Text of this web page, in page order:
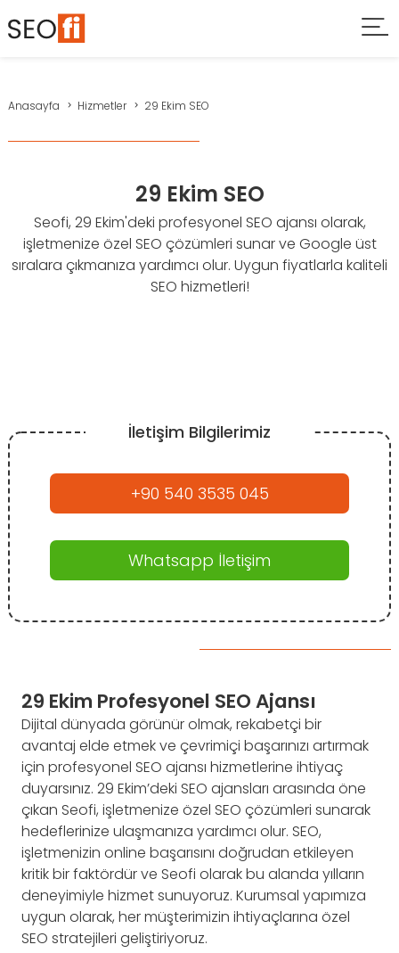
Anasayfa Hizmetler 29 Ekim SEO
29 Ekim SEO
Seofi, 29 Ekim'deki profesyonel SEO ajansı olarak,
işletmenize özel SEO çözümleri sunar ve Google üst
sıralara çıkmanıza yardımcı olur. Uygun fiyatlarla kaliteli
SEO hizmetleri!
İletişim Bilgilerimiz
+90 540 3535 045
Whatsapp İletişim
29 Ekim Profesyonel SEO Ajansı
Dijital dünyada görünür olmak, rekabetçi bir
avantaj elde etmek ve çevrimiçi başarınızı artırmak
için profesyonel SEO ajansı hizmetlerine ihtiyaç
duyarsınız. 29 Ekim’deki SEO ajansları arasında öne
çıkan Seofi, işletmenize özel SEO çözümleri sunarak
hedeflerinize ulaşmanıza yardımcı olur. SEO,
işletmenizin online başarısını doğrudan etkileyen
kritik bir faktördür ve Seofi olarak bu alanda yılların
deneyimiyle hizmet sunuyoruz. Kurumsal yapımıza
uygun olarak, her müşterimizin ihtiyaçlarına özel
SEO stratejileri geliştiriyoruz.